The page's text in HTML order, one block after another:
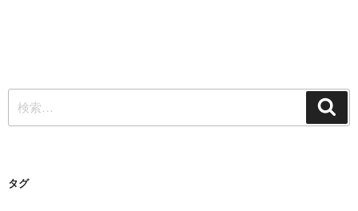
索:
タグ